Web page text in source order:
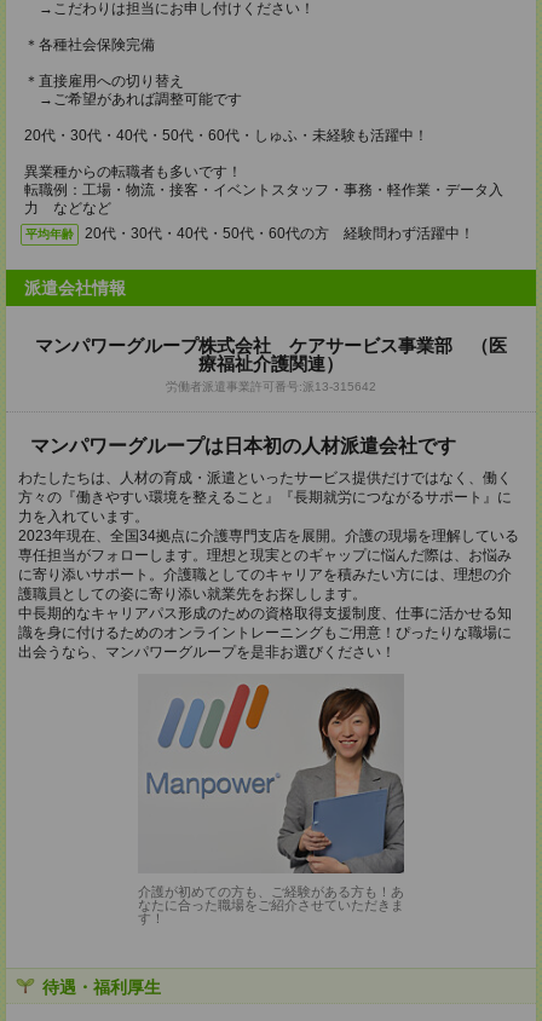
→こだわりは担当にお申し付けください！
＊各種社会保険完備
＊直接雇用への切り替え
→ご希望があれば調整可能です
20代・30代・40代・50代・60代・しゅふ・未経験も活躍中！
異業種からの転職者も多いです！
転職例：工場・物流・接客・イベントスタッフ・事務・軽作業・データ入
力 などなど
平均年齢 20代・30代・40代・50代・60代の方 経験問わず活躍中！
派遣会社情報
マンパワーグループ株式会社 ケアサービス事業部 （医
療福祉介護関連）
労働者派遣事業許可番号:派13-315642
マンパワーグループは日本初の人材派遣会社です
わたしたちは、人材の育成・派遣といったサービス提供だけではなく、働く
方々の『働きやすい環境を整えること』『長期就労につながるサポート』に
力を入れています。
2023年現在、全国34拠点に介護専門支店を展開。介護の現場を理解している
専任担当がフォローします。理想と現実とのギャップに悩んだ際は、お悩み
に寄り添いサポート。介護職としてのキャリアを積みたい方には、理想の介
護職員としての姿に寄り添い就業先をお探しします。
中長期的なキャリアパス形成のための資格取得支援制度、仕事に活かせる知
識を身に付けるためのオンライントレーニングもご用意！ぴったりな職場に
出会うなら、マンパワーグループを是非お選びください！
介護が初めての方も、ご経験がある方も！あ
なたに合った職場をご紹介させていただきま
す！
待遇・福利厚生